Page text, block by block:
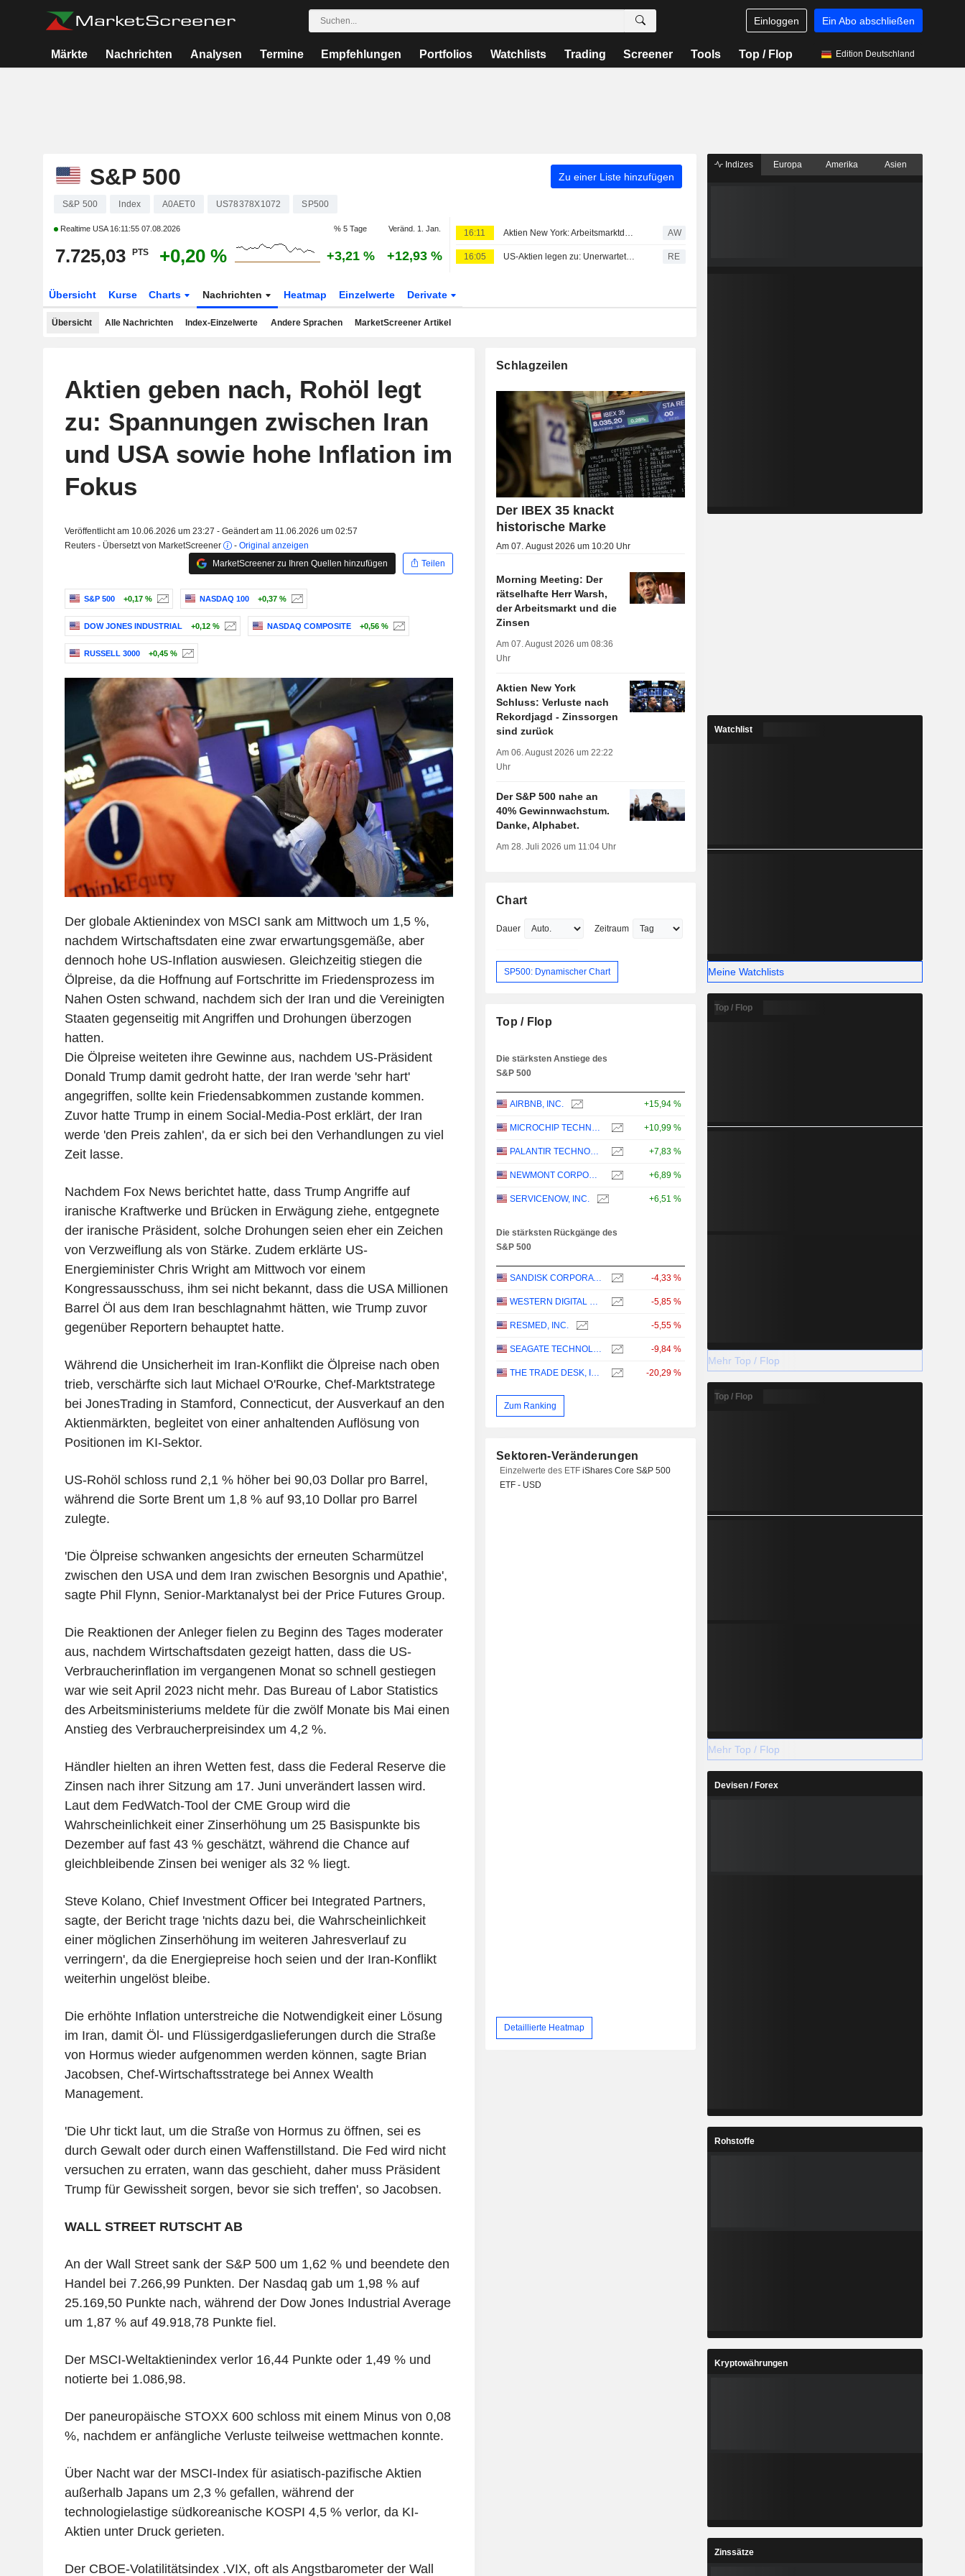
Einloggen Ein Abo abschließen
Märkte Nachrichten Analysen Termine Empfehlungen Portfolios Watchlists Trading Screener Tools Top / Flop Edition Deutschland
S&P 500 Zu einer Liste hinzufügen
S&P 500 Index A0AET0 US78378X1072 SP500
Realtime USA 16:11:55 07.08.2026 % 5 Tage Veränd. 1. Jan.
7.725,03 PTS +0,20 % +3,21 % +12,93 %
16:11 Aktien New York: Arbeitsmarktdaten stützen die Börsen AW
16:05 US-Aktien legen zu: Unerwarteter Rückgang der Beschäftigtenzahlen dämpft Sorgen vor Zinserhöhung RE
Übersicht Kurse Charts Nachrichten Heatmap Einzelwerte Derivate
Übersicht Alle Nachrichten Index-Einzelwerte Andere Sprachen MarketScreener Artikel
Aktien geben nach, Rohöl legt
zu: Spannungen zwischen Iran
und USA sowie hohe Inflation im
Fokus
Veröffentlicht am 10.06.2026 um 23:27 - Geändert am 11.06.2026 um 02:57
Reuters - Übersetzt von MarketScreener
- Original anzeigen
MarketScreener zu Ihren Quellen hinzufügen
Teilen
S&P 500 +0,17 % NASDAQ 100 +0,37 %
DOW JONES INDUSTRIAL +0,12 % NASDAQ COMPOSITE +0,56 %
RUSSELL 3000 +0,45 %
Der globale Aktienindex von MSCI sank am Mittwoch um 1,5 %,
nachdem Wirtschaftsdaten eine zwar erwartungsgemäße, aber
dennoch hohe US-Inflation auswiesen. Gleichzeitig stiegen die
Ölpreise, da die Hoffnung auf Fortschritte im Friedensprozess im
Nahen Osten schwand, nachdem sich der Iran und die Vereinigten
Staaten gegenseitig mit Angriffen und Drohungen überzogen
hatten.
Die Ölpreise weiteten ihre Gewinne aus, nachdem US-Präsident
Donald Trump damit gedroht hatte, der Iran werde 'sehr hart'
angegriffen, sollte kein Friedensabkommen zustande kommen.
Zuvor hatte Trump in einem Social-Media-Post erklärt, der Iran
werde 'den Preis zahlen', da er sich bei den Verhandlungen zu viel
Zeit lasse.
Nachdem Fox News berichtet hatte, dass Trump Angriffe auf
iranische Kraftwerke und Brücken in Erwägung ziehe, entgegnete
der iranische Präsident, solche Drohungen seien eher ein Zeichen
von Verzweiflung als von Stärke. Zudem erklärte US-
Energieminister Chris Wright am Mittwoch vor einem
Kongressausschuss, ihm sei nicht bekannt, dass die USA Millionen
Barrel Öl aus dem Iran beschlagnahmt hätten, wie Trump zuvor
gegenüber Reportern behauptet hatte.
Während die Unsicherheit im Iran-Konflikt die Ölpreise nach oben
trieb, verschärfte sich laut Michael O'Rourke, Chef-Marktstratege
bei JonesTrading in Stamford, Connecticut, der Ausverkauf an den
Aktienmärkten, begleitet von einer anhaltenden Auflösung von
Positionen im KI-Sektor.
US-Rohöl schloss rund 2,1 % höher bei 90,03 Dollar pro Barrel,
während die Sorte Brent um 1,8 % auf 93,10 Dollar pro Barrel
zulegte.
'Die Ölpreise schwanken angesichts der erneuten Scharmützel
zwischen den USA und dem Iran zwischen Besorgnis und Apathie',
sagte Phil Flynn, Senior-Marktanalyst bei der Price Futures Group.
Die Reaktionen der Anleger fielen zu Beginn des Tages moderater
aus, nachdem Wirtschaftsdaten gezeigt hatten, dass die US-
Verbraucherinflation im vergangenen Monat so schnell gestiegen
war wie seit April 2023 nicht mehr. Das Bureau of Labor Statistics
des Arbeitsministeriums meldete für die zwölf Monate bis Mai einen
Anstieg des Verbraucherpreisindex um 4,2 %.
Händler hielten an ihren Wetten fest, dass die Federal Reserve die
Zinsen nach ihrer Sitzung am 17. Juni unverändert lassen wird.
Laut dem FedWatch-Tool der CME Group wird die
Wahrscheinlichkeit einer Zinserhöhung um 25 Basispunkte bis
Dezember auf fast 43 % geschätzt, während die Chance auf
gleichbleibende Zinsen bei weniger als 32 % liegt.
Steve Kolano, Chief Investment Officer bei Integrated Partners,
sagte, der Bericht trage 'nichts dazu bei, die Wahrscheinlichkeit
einer möglichen Zinserhöhung im weiteren Jahresverlauf zu
verringern', da die Energiepreise hoch seien und der Iran-Konflikt
weiterhin ungelöst bleibe.
Die erhöhte Inflation unterstreiche die Notwendigkeit einer Lösung
im Iran, damit Öl- und Flüssigerdgaslieferungen durch die Straße
von Hormus wieder aufgenommen werden können, sagte Brian
Jacobsen, Chef-Wirtschaftsstratege bei Annex Wealth
Management.
'Die Uhr tickt laut, um die Straße von Hormus zu öffnen, sei es
durch Gewalt oder durch einen Waffenstillstand. Die Fed wird nicht
versuchen zu erraten, wann das geschieht, daher muss Präsident
Trump für Gewissheit sorgen, bevor sie sich treffen', so Jacobsen.
WALL STREET RUTSCHT AB
An der Wall Street sank der S&P 500 um 1,62 % und beendete den
Handel bei 7.266,99 Punkten. Der Nasdaq gab um 1,98 % auf
25.169,50 Punkte nach, während der Dow Jones Industrial Average
um 1,87 % auf 49.918,78 Punkte fiel.
Der MSCI-Weltaktienindex verlor 16,44 Punkte oder 1,49 % und
notierte bei 1.086,98.
Der paneuropäische STOXX 600 schloss mit einem Minus von 0,08
%, nachdem er anfängliche Verluste teilweise wettmachen konnte.
Über Nacht war der MSCI-Index für asiatisch-pazifische Aktien
außerhalb Japans um 2,3 % gefallen, während der
technologielastige südkoreanische KOSPI 4,5 % verlor, da KI-
Aktien unter Druck gerieten.
Der CBOE-Volatilitätsindex .VIX, oft als Angstbarometer der Wall
Schlagzeilen
Der IBEX 35 knackt
historische Marke
Am 07. August 2026 um 10:20 Uhr
Morning Meeting: Der
rätselhafte Herr Warsh,
der Arbeitsmarkt und die
Zinsen
Am 07. August 2026 um 08:36
Uhr
Aktien New York
Schluss: Verluste nach
Rekordjagd - Zinssorgen
sind zurück
Am 06. August 2026 um 22:22
Uhr
Der S&P 500 nahe an
40% Gewinnwachstum.
Danke, Alphabet.
Am 28. Juli 2026 um 11:04 Uhr
Chart
Dauer Zeitraum
SP500: Dynamischer Chart
Top / Flop
Die stärksten Anstiege des
S&P 500
AIRBNB, INC. +15,94 %
MICROCHIP TECHNOLOGY INCORPORATED +10,99 %
PALANTIR TECHNOLOGIES INC. +7,83 %
NEWMONT CORPORATION +6,89 %
SERVICENOW, INC. +6,51 %
Die stärksten Rückgänge des
S&P 500
SANDISK CORPORATION -4,33 %
WESTERN DIGITAL CORPORATION -5,85 %
RESMED, INC. -5,55 %
SEAGATE TECHNOLOGY HOLDINGS PLC -9,84 %
THE TRADE DESK, INC. -20,29 %
Zum Ranking
Sektoren-Veränderungen
Einzelwerte des ETFiShares Core S&P 500
ETF - USD
Detaillierte Heatmap
Indizes Europa Amerika Asien
Watchlist
Meine Watchlists
Top / Flop
Mehr Top / Flop
Top / Flop
Mehr Top / Flop
Devisen / Forex
Rohstoffe
Kryptowährungen
Zinssätze